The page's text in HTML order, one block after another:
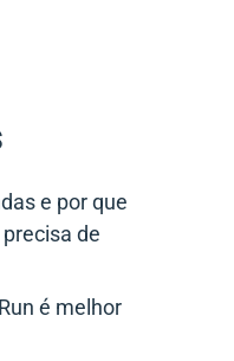
e por que
de
é melhor